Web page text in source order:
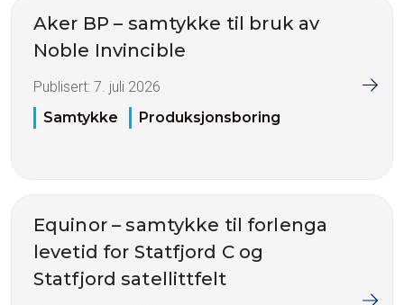
Aker BP – samtykke til bruk av
Noble Invincible
Publisert: 7. juli 2026
Samtykke
Produksjonsboring
Equinor – samtykke til forlenga
levetid for Statfjord C og
Statfjord satellittfelt